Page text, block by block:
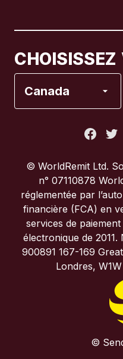
CHOISISSEZ
Canada
Italie
Portugal
Royaume-
© WorldRemit Ltd.
n° 07110878
réglementée par
financière (FCA) en
services de
électronique de
900891 167-169
Londres,
©